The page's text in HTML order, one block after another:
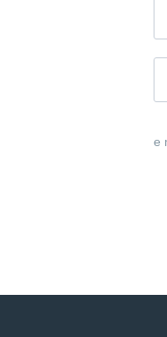
e